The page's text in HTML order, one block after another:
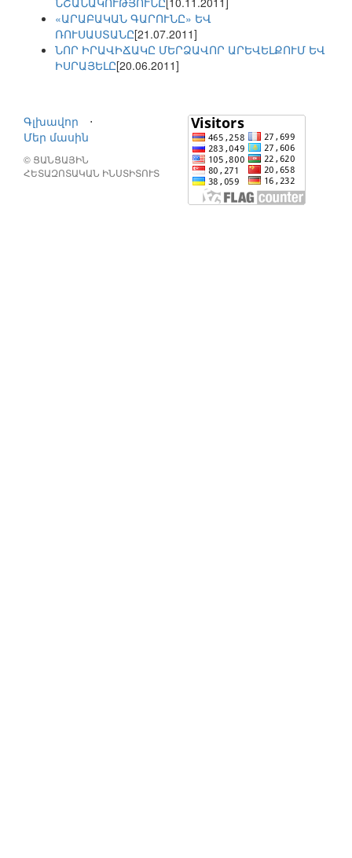
«ԱՐԱԲԱԿԱՆ ԳԱՐՈՒՆԸ» ԵՎ
ՌՈՒՍԱՍՏԱՆԸ[21.07.2011]
ՆՈՐ ԻՐԱՎԻՃԱԿԸ ՄԵՐՁԱՎՈՐ ԱՐԵՎԵԼՔՈՒՄ ԵՎ
ԻՍՐԱՅԵԼԸ[20.06.2011]
Գլխավոր
⋅
Մեր մասին
© ՑԱՆՑԱՅԻՆ
ՀԵՏԱԶՈՏԱԿԱՆ ԻՆՍՏԻՏՈՒՏ